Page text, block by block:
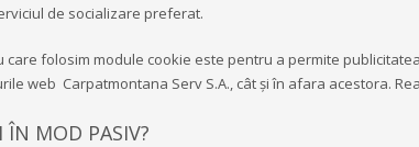
de socializare preferat.
folosim module cookie este pentru a permite
web Carpatmontana Serv S.A., cât şi în afara acestora.
ÎN MOD PASIV?